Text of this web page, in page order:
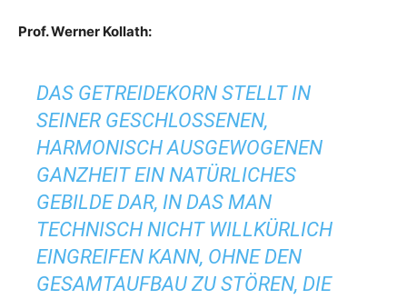
Prof. Werner Kollath:
DAS GETREIDEKORN STELLT IN
SEINER GESCHLOSSENEN,
HARMONISCH AUSGEWOGENEN
GANZHEIT EIN NATÜRLICHES
GEBILDE DAR, IN DAS MAN
TECHNISCH NICHT WILLKÜRLICH
EINGREIFEN KANN, OHNE DEN
GESAMTAUFBAU ZU STÖREN, DIE